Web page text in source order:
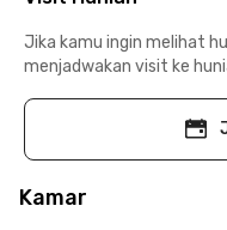
Jika kamu ingin melihat
menjadwakan visit ke
Kamar